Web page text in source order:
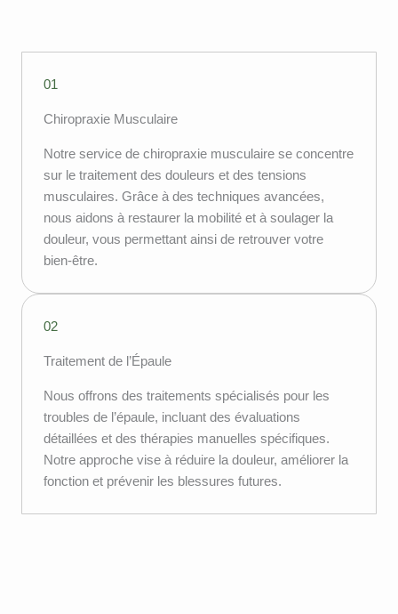
01
Chiropraxie Musculaire
Notre service de chiropraxie musculaire se concentre
sur le traitement des douleurs et des tensions
musculaires. Grâce à des techniques avancées,
nous aidons à restaurer la mobilité et à soulager la
douleur, vous permettant ainsi de retrouver votre
bien-être.
02
Traitement de l’Épaule
Nous offrons des traitements spécialisés pour les
troubles de l’épaule, incluant des évaluations
détaillées et des thérapies manuelles spécifiques.
Notre approche vise à réduire la douleur, améliorer la
fonction et prévenir les blessures futures.